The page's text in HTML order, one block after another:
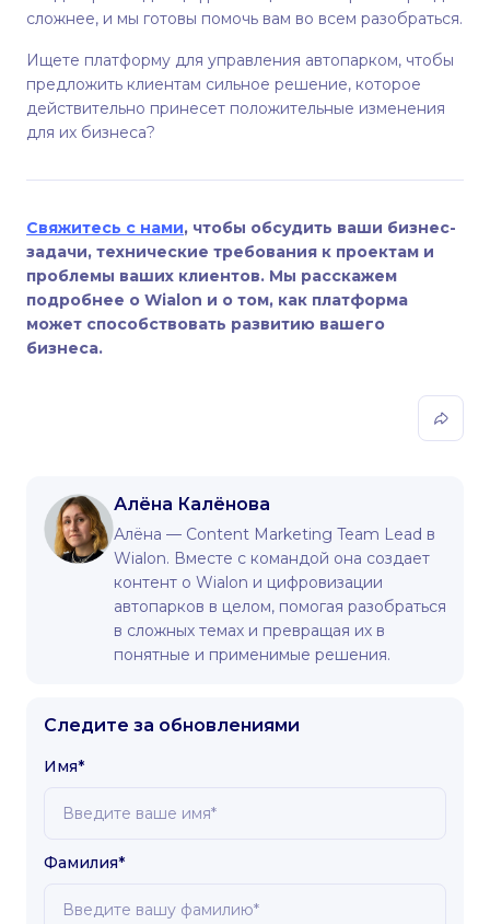
сложнее, и мы готовы помочь вам во всем разобраться.
Ищете платформу для управления автопарком, чтобы
предложить клиентам сильное решение, которое
действительно принесет положительные изменения
для их бизнеса?
Свяжитесь с нами, чтобы обсудить ваши бизнес-
задачи, технические требования к проектам и
проблемы ваших клиентов. Мы расскажем
подробнее о Wialon и о том, как платформа
может способствовать развитию вашего
бизнеса.
Алёна Калёнова
Алёна — Content Marketing Team Lead в
Wialon. Вместе с командой она создает
контент о Wialon и цифровизации
автопарков в целом, помогая разобраться
в сложных темах и превращая их в
понятные и применимые решения.
Следите за обновлениями
Имя*
Фамилия*